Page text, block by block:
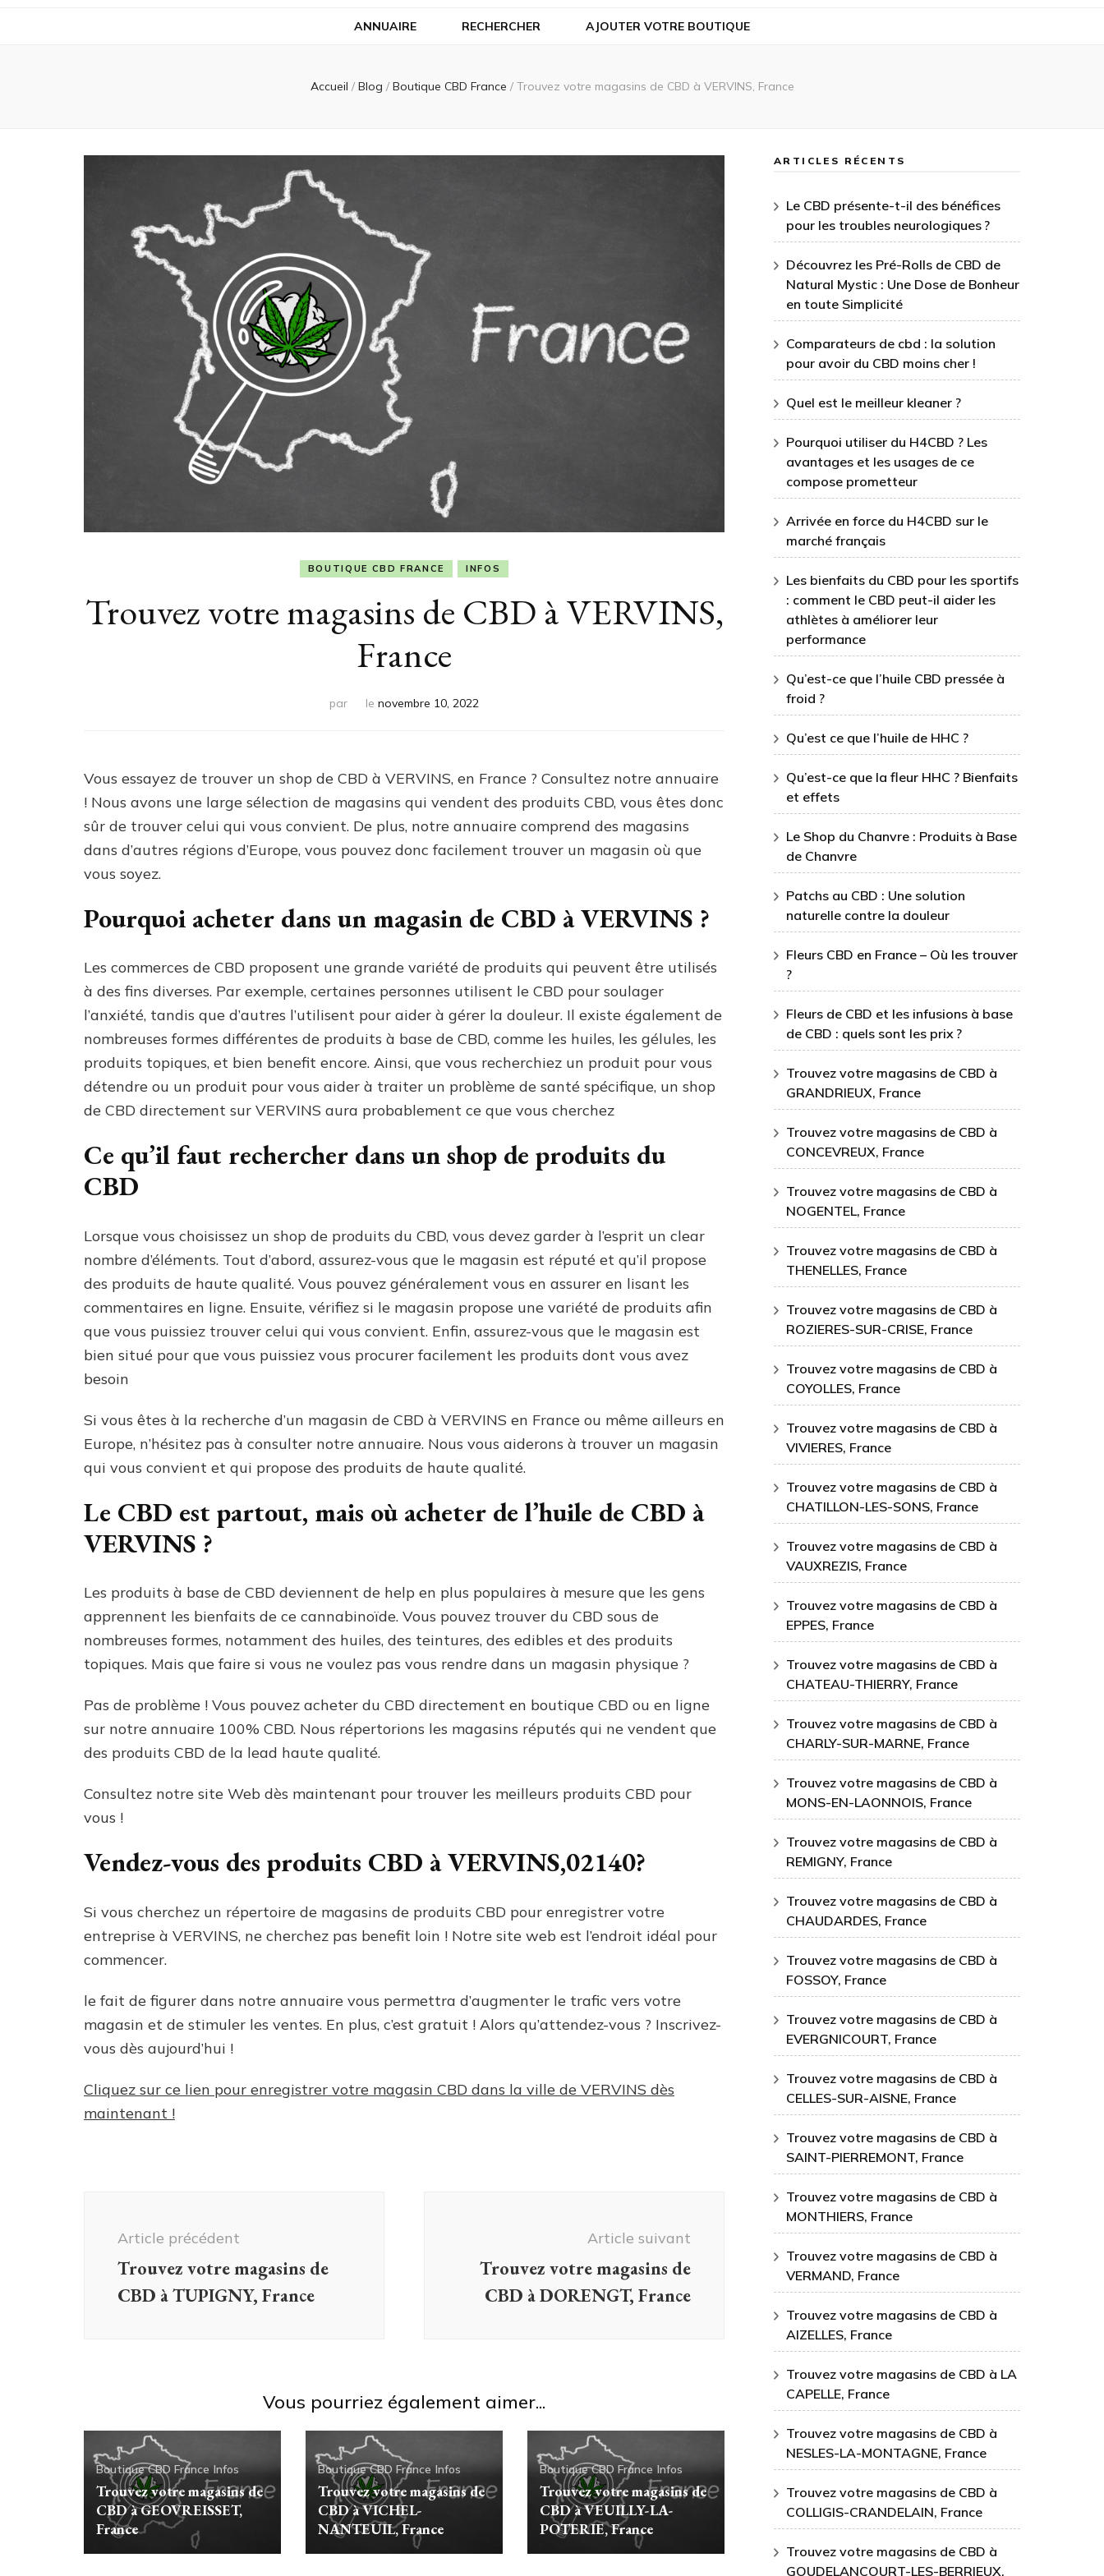
ANNUAIRE RECHERCHER AJOUTER VOTRE BOUTIQUE
Accueil / Blog / Boutique CBD France / Trouvez votre magasins de CBD à VERVINS, France
BOUTIQUE CBD FRANCE INFOS
Trouvez votre magasins de CBD à VERVINS,
France
par le novembre 10, 2022
Vous essayez de trouver un shop de CBD à VERVINS, en France ? Consultez notre annuaire
! Nous avons une large sélection de magasins qui vendent des produits CBD, vous êtes donc
sûr de trouver celui qui vous convient. De plus, notre annuaire comprend des magasins
dans d’autres régions d’Europe, vous pouvez donc facilement trouver un magasin où que
vous soyez.
Pourquoi acheter dans un magasin de CBD à VERVINS ?
Les commerces de CBD proposent une grande variété de produits qui peuvent être utilisés
à des fins diverses. Par exemple, certaines personnes utilisent le CBD pour soulager
l’anxiété, tandis que d’autres l’utilisent pour aider à gérer la douleur. Il existe également de
nombreuses formes différentes de produits à base de CBD, comme les huiles, les gélules, les
produits topiques, et bien benefit encore. Ainsi, que vous recherchiez un produit pour vous
détendre ou un produit pour vous aider à traiter un problème de santé spécifique, un shop
de CBD directement sur VERVINS aura probablement ce que vous cherchez
Ce qu’il faut rechercher dans un shop de produits du
CBD
Lorsque vous choisissez un shop de produits du CBD, vous devez garder à l’esprit un clear
nombre d’éléments. Tout d’abord, assurez-vous que le magasin est réputé et qu’il propose
des produits de haute qualité. Vous pouvez généralement vous en assurer en lisant les
commentaires en ligne. Ensuite, vérifiez si le magasin propose une variété de produits afin
que vous puissiez trouver celui qui vous convient. Enfin, assurez-vous que le magasin est
bien situé pour que vous puissiez vous procurer facilement les produits dont vous avez
besoin
Si vous êtes à la recherche d’un magasin de CBD à VERVINS en France ou même ailleurs en
Europe, n’hésitez pas à consulter notre annuaire. Nous vous aiderons à trouver un magasin
qui vous convient et qui propose des produits de haute qualité.
Le CBD est partout, mais où acheter de l’huile de CBD à
VERVINS ?
Les produits à base de CBD deviennent de help en plus populaires à mesure que les gens
apprennent les bienfaits de ce cannabinoïde. Vous pouvez trouver du CBD sous de
nombreuses formes, notamment des huiles, des teintures, des edibles et des produits
topiques. Mais que faire si vous ne voulez pas vous rendre dans un magasin physique ?
Pas de problème ! Vous pouvez acheter du CBD directement en boutique CBD ou en ligne
sur notre annuaire 100% CBD. Nous répertorions les magasins réputés qui ne vendent que
des produits CBD de la lead haute qualité.
Consultez notre site Web dès maintenant pour trouver les meilleurs produits CBD pour
vous !
Vendez-vous des produits CBD à VERVINS,02140?
Si vous cherchez un répertoire de magasins de produits CBD pour enregistrer votre
entreprise à VERVINS, ne cherchez pas benefit loin ! Notre site web est l’endroit idéal pour
commencer.
le fait de figurer dans notre annuaire vous permettra d’augmenter le trafic vers votre
magasin et de stimuler les ventes. En plus, c’est gratuit ! Alors qu’attendez-vous ? Inscrivez-
vous dès aujourd’hui !
Cliquez sur ce lien pour enregistrer votre magasin CBD dans la ville de VERVINS dès
maintenant !
d'article
Article précédent
Trouvez votre magasins de
CBD à TUPIGNY, France
Article suivant
Trouvez votre magasins de
CBD à DORENGT, France
Vous pourriez également aimer...
Boutique CBD France Infos
Trouvez votre magasins de
CBD à GEOVREISSET,
France
Boutique CBD France Infos
Trouvez votre magasins de
CBD à VICHEL-
NANTEUIL, France
Boutique CBD France Infos
Trouvez votre magasins de
CBD à VEUILLY-LA-
POTERIE, France
ARTICLES RÉCENTS
Le CBD présente-t-il des bénéfices
pour les troubles neurologiques ?
Découvrez les Pré-Rolls de CBD de
Natural Mystic : Une Dose de Bonheur
en toute Simplicité
Comparateurs de cbd : la solution
pour avoir du CBD moins cher !
Quel est le meilleur kleaner ?
Pourquoi utiliser du H4CBD ? Les
avantages et les usages de ce
compose prometteur
Arrivée en force du H4CBD sur le
marché français
Les bienfaits du CBD pour les sportifs
: comment le CBD peut-il aider les
athlètes à améliorer leur
performance
Qu’est-ce que l’huile CBD pressée à
froid ?
Qu’est ce que l’huile de HHC ?
Qu’est-ce que la fleur HHC ? Bienfaits
et effets
Le Shop du Chanvre : Produits à Base
de Chanvre
Patchs au CBD : Une solution
naturelle contre la douleur
Fleurs CBD en France – Où les trouver
?
Fleurs de CBD et les infusions à base
de CBD : quels sont les prix ?
Trouvez votre magasins de CBD à
GRANDRIEUX, France
Trouvez votre magasins de CBD à
CONCEVREUX, France
Trouvez votre magasins de CBD à
NOGENTEL, France
Trouvez votre magasins de CBD à
THENELLES, France
Trouvez votre magasins de CBD à
ROZIERES-SUR-CRISE, France
Trouvez votre magasins de CBD à
COYOLLES, France
Trouvez votre magasins de CBD à
VIVIERES, France
Trouvez votre magasins de CBD à
CHATILLON-LES-SONS, France
Trouvez votre magasins de CBD à
VAUXREZIS, France
Trouvez votre magasins de CBD à
EPPES, France
Trouvez votre magasins de CBD à
CHATEAU-THIERRY, France
Trouvez votre magasins de CBD à
CHARLY-SUR-MARNE, France
Trouvez votre magasins de CBD à
MONS-EN-LAONNOIS, France
Trouvez votre magasins de CBD à
REMIGNY, France
Trouvez votre magasins de CBD à
CHAUDARDES, France
Trouvez votre magasins de CBD à
FOSSOY, France
Trouvez votre magasins de CBD à
EVERGNICOURT, France
Trouvez votre magasins de CBD à
CELLES-SUR-AISNE, France
Trouvez votre magasins de CBD à
SAINT-PIERREMONT, France
Trouvez votre magasins de CBD à
MONTHIERS, France
Trouvez votre magasins de CBD à
VERMAND, France
Trouvez votre magasins de CBD à
AIZELLES, France
Trouvez votre magasins de CBD à LA
CAPELLE, France
Trouvez votre magasins de CBD à
NESLES-LA-MONTAGNE, France
Trouvez votre magasins de CBD à
COLLIGIS-CRANDELAIN, France
Trouvez votre magasins de CBD à
GOUDELANCOURT-LES-BERRIEUX,